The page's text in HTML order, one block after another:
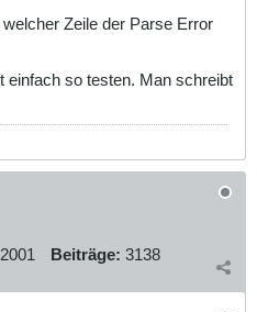
Zeile der Parse Error
einfach so testen. Man schreibt
Beiträge: 3138